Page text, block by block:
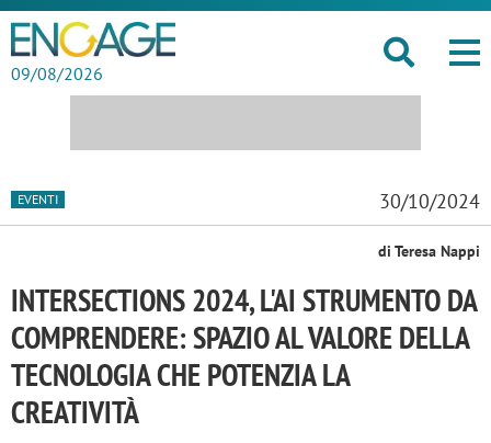
09/08/2026
EVENTI 30/10/2024
di Teresa Nappi
INTERSECTIONS 2024, L'AI STRUMENTO DA
COMPRENDERE: SPAZIO AL VALORE DELLA
TECNOLOGIA CHE POTENZIA LA
CREATIVITÀ